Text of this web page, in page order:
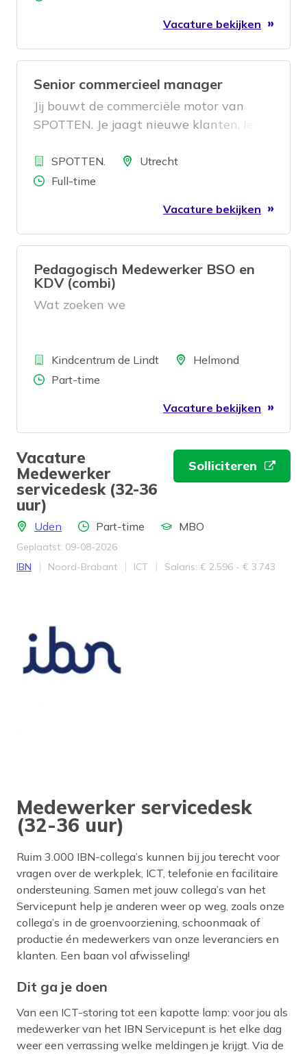
Vacature bekijken
Senior commercieel manager
Jij bouwt de commerciële motor van
SPOTTEN. Je jaagt nieuwe klanten, leidt
junior account manager naar het
volgende niveau. Eén rol die twee
BedrijfSPOTTEN. LocatieUtrecht
Aantal uren
Full-time
Vacature bekijken
Pedagogisch Medewerker BSO en
KDV (combi)
Wat zoeken we
BedrijfKindcentrum de LindtLocatieHelmond
Aantal uren
Part-time
Vacature bekijken
Vacature
Medewerker
servicedesk (32-36
uur)
Solliciteren
LocatieUden Aantal uren
Part-time Opleidingsniveau
MBO
Geplaatst: 09-08-2026
Bedrijf
IBN Provincie
Noord-Brabant Werkveld
ICT Salaris
Salaris: € 2.596 - € 3.743
Medewerker servicedesk
(32-36 uur)
Ruim 3.000 IBN-collega’s kunnen bij jou terecht voor
vragen over de werkplek, ICT, telefonie en facilitaire
ondersteuning. Samen met jouw collega’s van het
Servicepunt help je anderen weer op weg, zoals onze
collega’s in de groenvoorziening, schoonmaak of
productie én medewerkers van onze leveranciers en
klanten. Een baan vol afwisseling!
Dit ga je doen
Van een ICT-storing tot een kapotte lamp: voor jou als
medewerker van het IBN Servicepunt is het elke dag
weer een verrassing welke meldingen je krijgt. Via de